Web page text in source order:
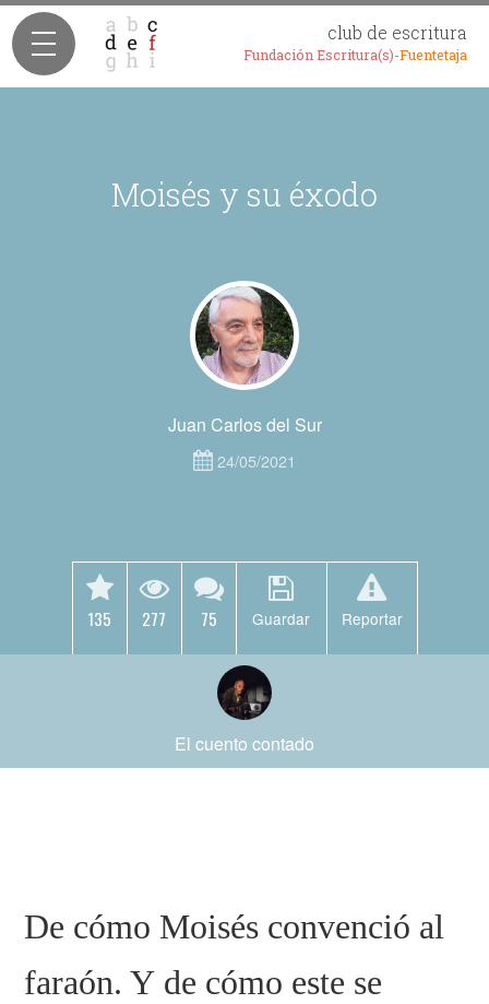
club de escritura
Fundación Escritura(s)-Fuentetaja
Moisés y su éxodo
Juan Carlos del Sur
24/05/2021
135 277 75 Guardar Reportar
El cuento contado
De cómo Moisés convenció al
faraón. Y de cómo este se